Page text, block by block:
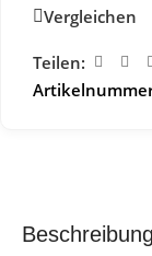
Vergleichen
Teilen:
Beschreibung